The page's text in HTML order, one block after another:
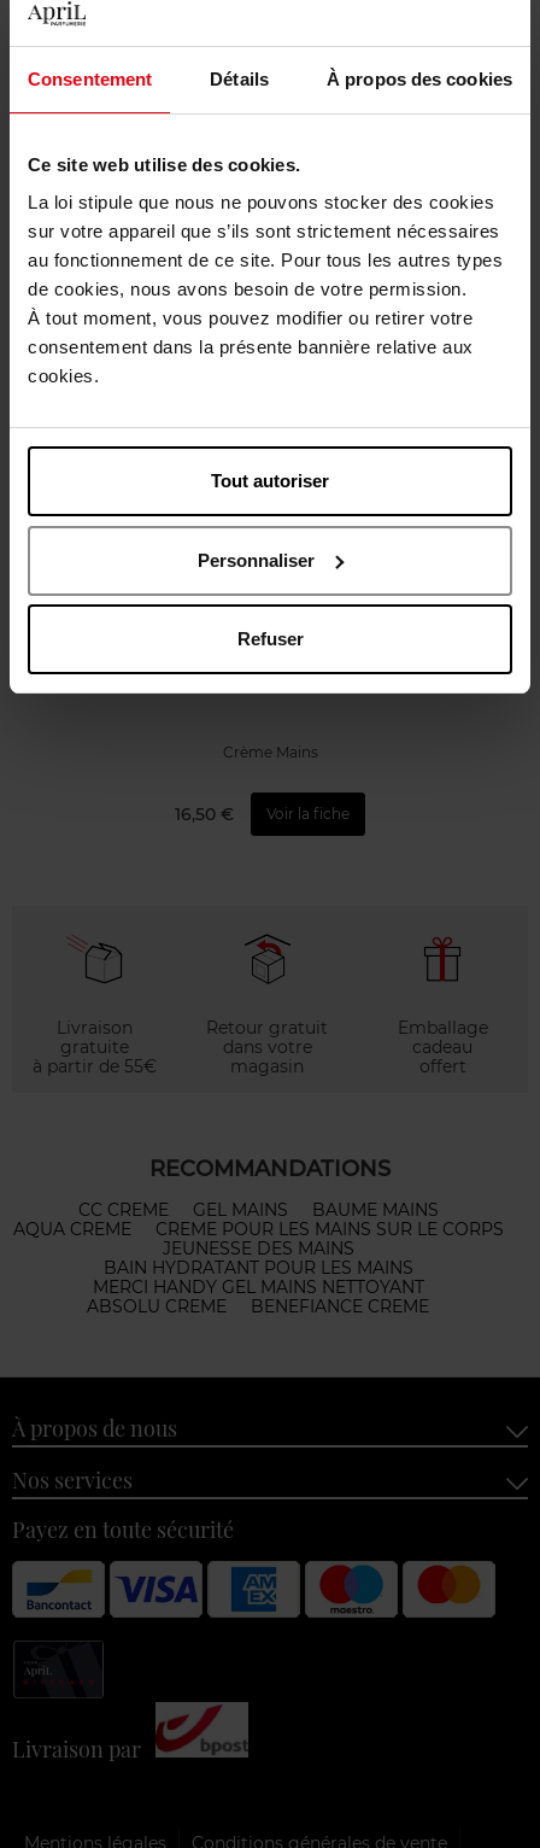
Consentement Détails À propos des cookies
Ce site web utilise des cookies.
La loi stipule que nous ne pouvons stocker des cookies
sur votre appareil que s’ils sont strictement nécessaires
au fonctionnement de ce site. Pour tous les autres types
de cookies, nous avons besoin de votre permission.
À tout moment, vous pouvez modifier ou retirer votre
consentement dans la présente bannière relative aux
cookies.
Tout autoriser
Personnaliser
Refuser
Emballage cadeau offert
Description
Caractéristiques
Avis client Politique relative aux avis des clients
CLOSE
Crème Mains
Crème Mains
16,50 € Voir la fiche
Livraison
gratuite
à partir de 55€
Retour gratuit
dans votre
magasin
Emballage
cadeau
offert
RECOMMANDATIONS
CC CREME GEL MAINS
BAUME MAINS
AQUA CREME
CREME POUR LES MAINS SUR LE CORPS
JEUNESSE DES MAINS
BAIN HYDRATANT POUR LES MAINS
MERCI HANDY GEL MAINS NETTOYANT
ABSOLU CREME
BENEFIANCE CREME
À propos de nous
Nos services
Payez en toute sécurité
Livraison par
Mentions légales Conditions générales de vente